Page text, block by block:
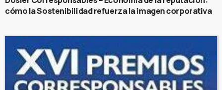
cómo la Sostenibilidad refuerza la imagen corporativa